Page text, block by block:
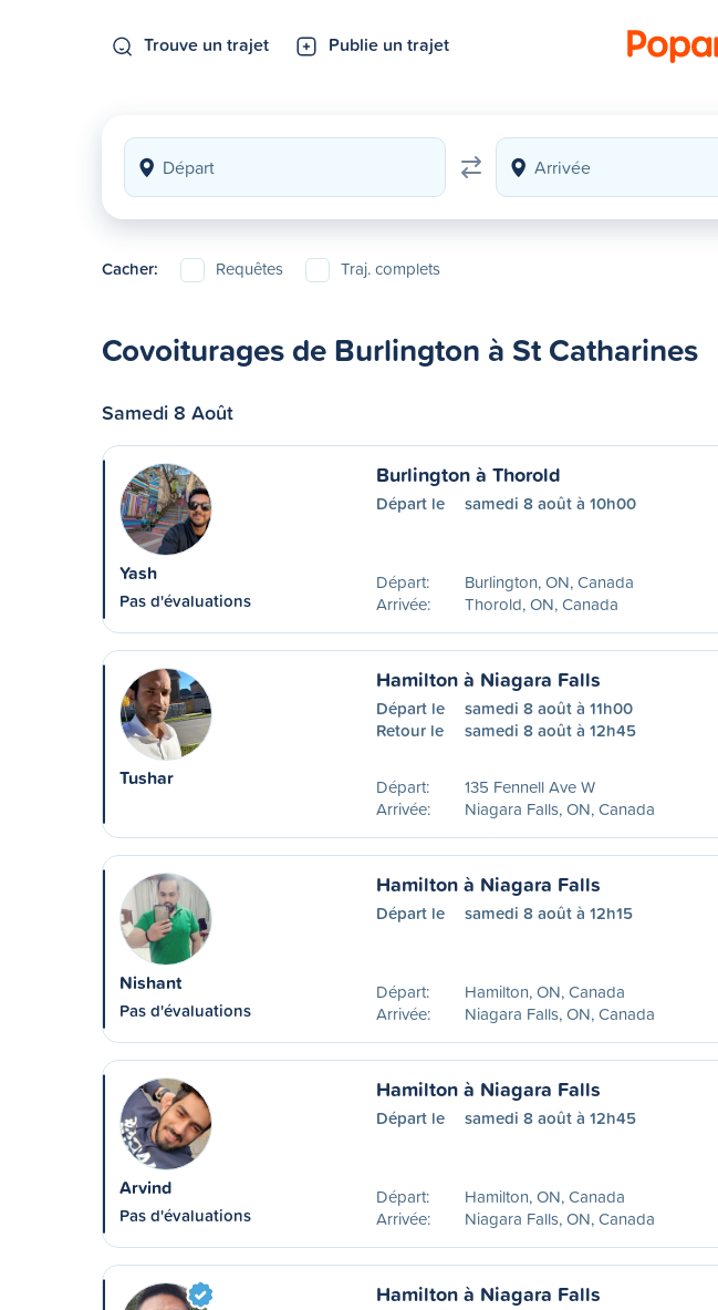
Trouve un trajet Publie un trajet
Cacher: Requêtes Traj. complets
Covoiturages de Burlington à St Catharines
Samedi 8 Août
Yash
Pas d'évaluations
Burlington à Thorold
Départ le samedi 8 août à 10h00
Départ:
Burlington, ON, Canada
Arrivée:
Thorold, ON, Canada
Tushar
Hamilton à Niagara Falls
Départ le
samedi 8 août à 11h00
Retour le
samedi 8 août à 12h45
Départ:
135 Fennell Ave W
Arrivée:
Niagara Falls, ON, Canada
Nishant
Pas d'évaluations
Hamilton à Niagara Falls
Départ le samedi 8 août à 12h15
Départ:
Hamilton, ON, Canada
Arrivée:
Niagara Falls, ON, Canada
Arvind
Pas d'évaluations
Hamilton à Niagara Falls
Départ le samedi 8 août à 12h45
Départ:
Hamilton, ON, Canada
Arrivée:
Niagara Falls, ON, Canada
Hamilton à Niagara Falls